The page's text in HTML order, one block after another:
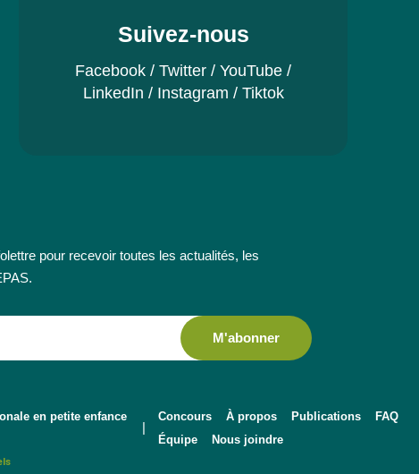
Suivez-nous
Facebook / Twitter / YouTube /
LinkedIn / Instagram / Tiktok
pour recevoir toutes les actualités, les
M'abonner
en petite enfance
|
Concours À propos Publications
FAQ
Équipe
Nous joindre